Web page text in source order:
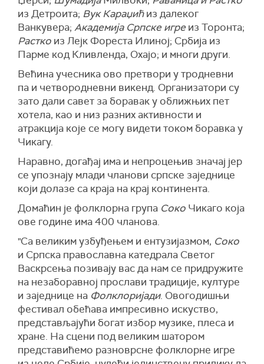
из Детроита; Вук Караџићиз далеког
Ванкувера; Академија Српске игреиз Торонта;
Растко из Лејк Фореста Илиној; Србија из
Парме код Кливленда, Охајо; и многи други.
Већина учесника ово претвори у тродневни
па и четвородневни викенд. Организатори су
зато дали савет за боравак у оближњих пет
хотела, као и низ разних активности и
атракција које се могу видети током боравка у
Чикагу.
Наравно, догађај има и непроцењив значај јер
се упознају млади чланови српске заједнице
који долазе са краја на крај континента.
Домаћин је фолклорна група Соко Чикаго која
ове године има 400 чланова.
"Са великим узбуђењем и ентузијазмом, Соко
и Српска православна катедрала Светог
Васкрсења позивају вас да нам се придружите
на незаборавној прослави традиције, културе
и заједнице на Фолклоријади. Овогодишњи
фестивал обећава импресивно искуство,
представљајући богат избор музике, плеса и
хране. На сцени под великим шатором
представићемо разноврсне фолклорне игре